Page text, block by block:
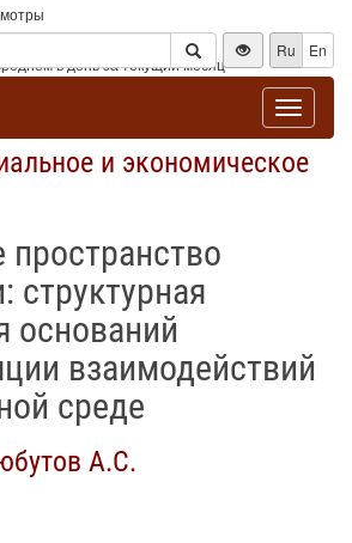
в день за текущий месяц
Ru En
Toggle
и экономическое
структурная
оснований
взаимодействий
среде
А.С.